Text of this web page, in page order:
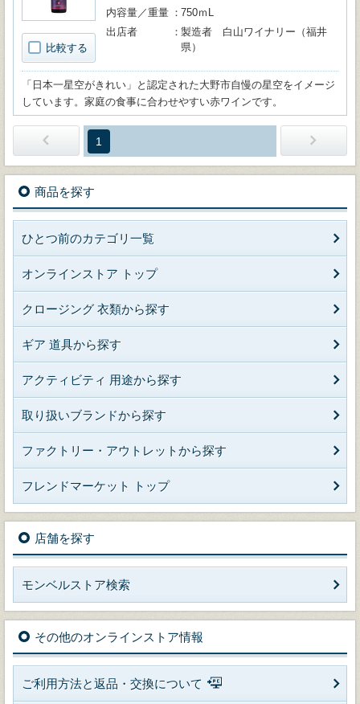
比較する
内容量／重量
750ｍL
出店者
製造者 白山ワイナリー（福井
県）
「日本一星空がきれい」と認定された大野市自慢の星空をイメージ
しています。家庭の食事に合わせやすい赤ワインです。
1
商品を探す
ひとつ前のカテゴリ一覧
オンラインストア トップ
クロージング 衣類から探す
ギア 道具から探す
アクティビティ 用途から探す
取り扱いブランドから探す
ファクトリー・アウトレットから探す
フレンドマーケット トップ
店舗を探す
モンベルストア検索
その他のオンラインストア情報
ご利用方法と返品・交換について